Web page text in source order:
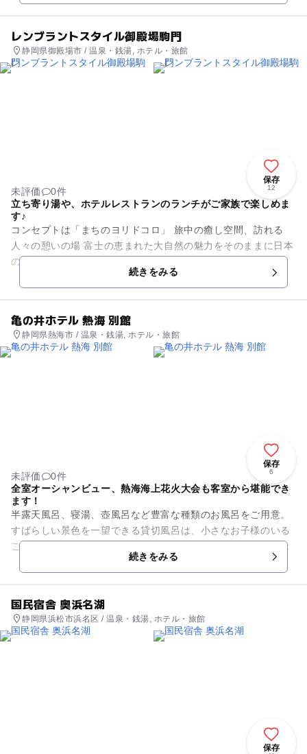
レンブラントスタイル御殿場駒門
静岡県御殿場市 / 温泉・銭湯, ホテル・旅館
保存
12
未評価
0件
立ち寄り湯や、ホテルレストランのランチがご家族で楽しめま
す♪
コンセプトは「まちのヨリドコロ」 旅中の癒し空間、訪れる
人々の憩いの場 富士の恵まれた大自然の魅力をそのままに日本
の 古き良き伝統・文化・地産の歴史を体感できる空間で 訪れ
続きをみる
亀の井ホテル 熱海 別館
静岡県熱海市 / 温泉・銭湯, ホテル・旅館
保存
6
未評価
0件
全室オーシャンビュー、熱海海上花火大会も客室から堪能でき
ます！
半露天風呂、寝湯、壺風呂など豊富な種類のお風呂をご用意。
すばらしい景色を一望できる貸切風呂は、小さなお子様のいる
ご家族もプライベートな時をゆっくりお過ごしいただけます。
続きをみる
国民宿舎 奥浜名湖
静岡県浜松市浜名区 / 温泉・銭湯, ホテル・旅館
保存